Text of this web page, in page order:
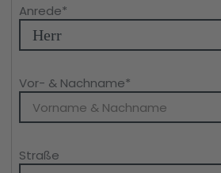
Anrede*
Vor- & Nachname*
Straße